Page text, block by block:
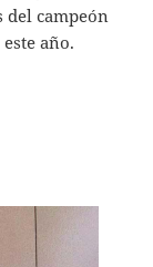
del campeón
año.